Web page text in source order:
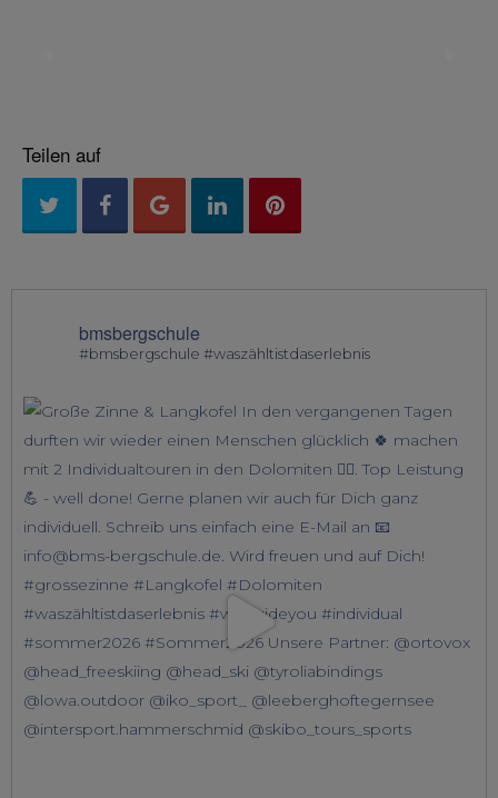
Teilen auf
bmsbergschule
#bmsbergschule #waszähltistdaserlebnis